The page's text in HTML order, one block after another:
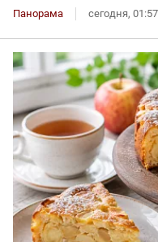
Панорама сегодня, 01:57